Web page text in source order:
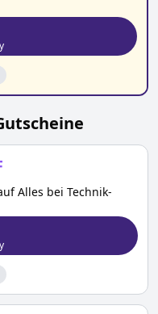
Alles bei Technik-